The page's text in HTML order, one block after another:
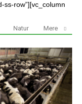
ss-row”][vc_column
Natur Mere